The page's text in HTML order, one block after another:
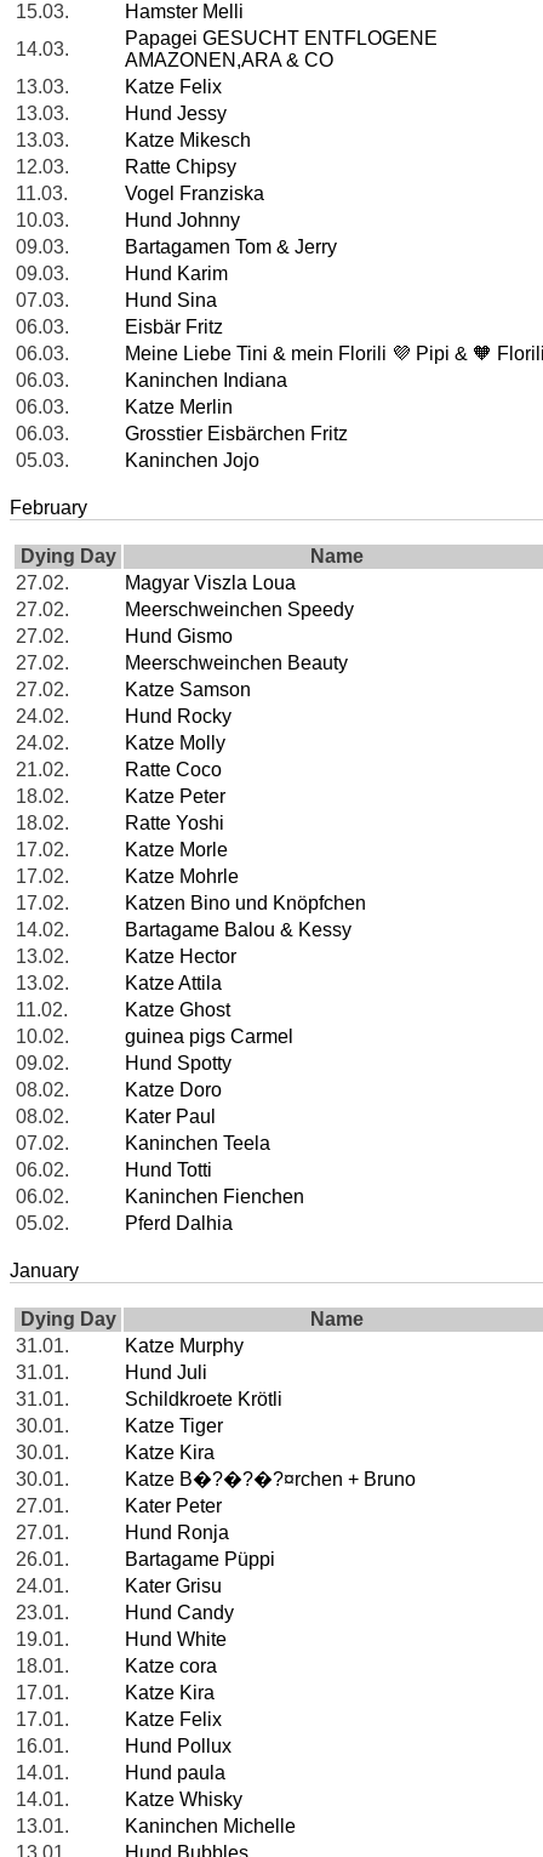
15.03.
Hamster Melli
14.03.
Papagei GESUCHT ENTFLOGENE
AMAZONEN,ARA & CO
13.03.
Katze Felix
13.03.
Hund Jessy
13.03.
Katze Mikesch
12.03.
Ratte Chipsy
11.03.
Vogel Franziska
10.03.
Hund Johnny
09.03.
Bartagamen Tom & Jerry
09.03.
Hund Karim
07.03.
Hund Sina
06.03.
Eisbär Fritz
06.03.
Meine Liebe Tini & mein Florili 💜 Pipi & 🧡
06.03.
Kaninchen Indiana
06.03.
Katze Merlin
06.03.
Grosstier Eisbärchen Fritz
05.03.
Kaninchen Jojo
February
Dying Day
Name
27.02.
Magyar Viszla Loua
27.02.
Meerschweinchen Speedy
27.02.
Hund Gismo
27.02.
Meerschweinchen Beauty
27.02.
Katze Samson
24.02.
Hund Rocky
24.02.
Katze Molly
21.02.
Ratte Coco
18.02.
Katze Peter
18.02.
Ratte Yoshi
17.02.
Katze Morle
17.02.
Katze Mohrle
17.02.
Katzen Bino und Knöpfchen
14.02.
Bartagame Balou & Kessy
13.02.
Katze Hector
13.02.
Katze Attila
11.02.
Katze Ghost
10.02.
guinea pigs Carmel
09.02.
Hund Spotty
08.02.
Katze Doro
08.02.
Kater Paul
07.02.
Kaninchen Teela
06.02.
Hund Totti
06.02.
Kaninchen Fienchen
05.02.
Pferd Dalhia
January
Dying Day
Name
31.01.
Katze Murphy
31.01.
Hund Juli
31.01.
Schildkroete Krötli
30.01.
Katze Tiger
30.01.
Katze Kira
30.01.
Katze B�?�?�?¤rchen + Bruno
27.01.
Kater Peter
27.01.
Hund Ronja
26.01.
Bartagame Püppi
24.01.
Kater Grisu
23.01.
Hund Candy
19.01.
Hund White
18.01.
Katze cora
17.01.
Katze Kira
17.01.
Katze Felix
16.01.
Hund Pollux
14.01.
Hund paula
14.01.
Katze Whisky
13.01.
Kaninchen Michelle